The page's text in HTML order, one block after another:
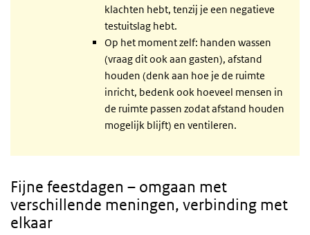
klachten hebt, tenzij je een negatieve
testuitslag hebt.
Op het moment zelf: handen wassen
(vraag dit ook aan gasten), afstand
houden (denk aan hoe je de ruimte
inricht, bedenk ook hoeveel mensen in
de ruimte passen zodat afstand houden
mogelijk blijft) en ventileren.
Fijne feestdagen – omgaan met
verschillende meningen, verbinding met
elkaar